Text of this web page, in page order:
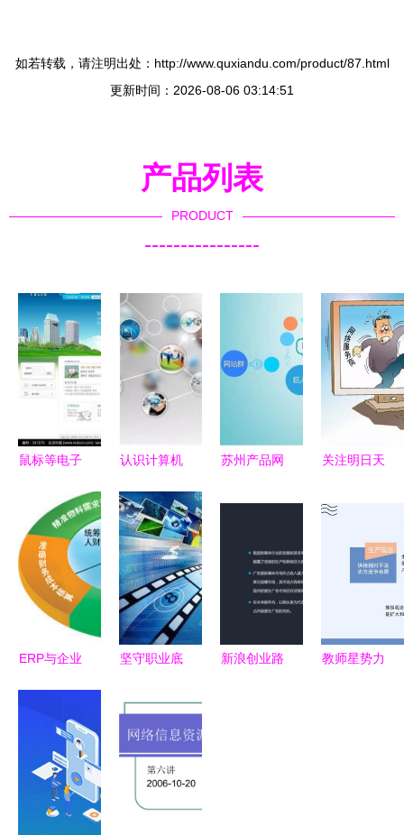
如若转载，请注明出处：http://www.quxiandu.com/product/87.html
更新时间：2026-08-06 03:14:51
产品列表
PRODUCT
----------------
鼠标等电子
司网站版面
设计指南
融合韩国商
业模板与信
息网络经营
合规要点
认识计算机
网络经营的
精要之道
苏州产品网
与实践
关注明日天
企业被罚款
50000元，
这些事千万
络成了违法
ERP与企业
坚守职业底
从业人员不
得从事有偿
新闻活动
新浪创业路
教师星势力